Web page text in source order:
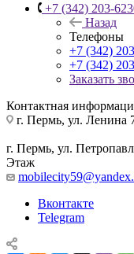
+7 (342) 203-
Назад
Телефоны
+7 (342)
+7 (342)
Заказать
Контактная
г. Пермь, ул. Ленина
г. Пермь, ул.
Этаж
Вконтакте
Telegram